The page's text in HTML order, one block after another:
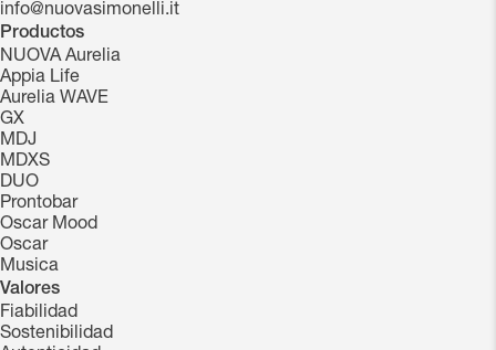
info@nuovasimonelli.it
Productos
NUOVA Aurelia
Appia Life
Aurelia WAVE
GX
MDJ
MDXS
DUO
Prontobar
Oscar Mood
Oscar
Musica
Valores
Fiabilidad
Sostenibilidad